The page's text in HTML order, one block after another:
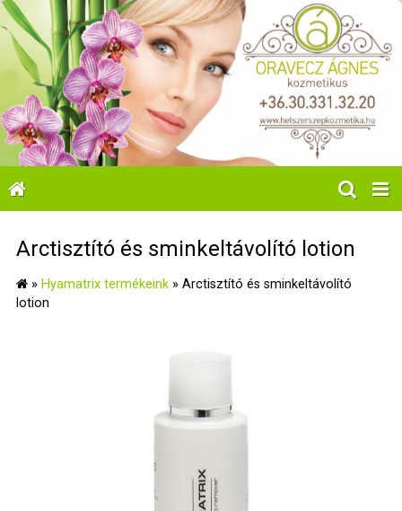
Arctisztító és sminkeltávolító lotion
» Hyamatrix termékeink » Arctisztító és sminkeltávolító
lotion